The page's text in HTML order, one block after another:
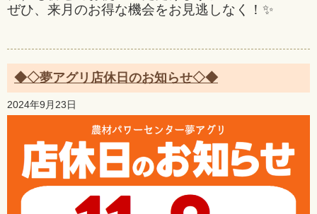
ぜひ、来月のお得な機会をお見逃しなく！✨
◆◇夢アグリ店休日のお知らせ◇◆
2024年9月23日